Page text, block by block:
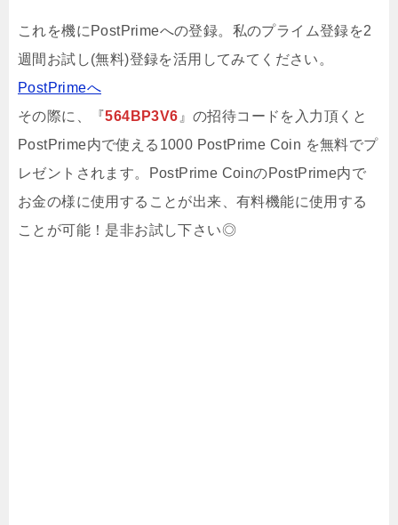
これを機にPostPrimeへの登録。私のプライム登録を2
週間お試し(無料)登録を活用してみてください。
PostPrimeへ
その際に、『564BP3V6 』の招待コードを入力頂くと
PostPrime内で使える1000 PostPrime Coin を無料でプ
レゼントされます。PostPrime CoinのPostPrime内で
お金の様に使用することが出来、有料機能に使用する
ことが可能！是非お試し下さい◎